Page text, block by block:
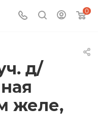
0
д/
желе,